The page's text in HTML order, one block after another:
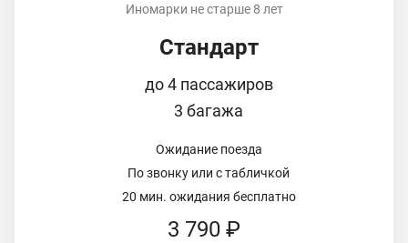
Иномарки не старше 8 лет
Стандарт
до 4 пассажиров
3 багажа
Ожидание поезда
По звонку или с табличкой
20 мин. ожидания бесплатно
3 790 ₽